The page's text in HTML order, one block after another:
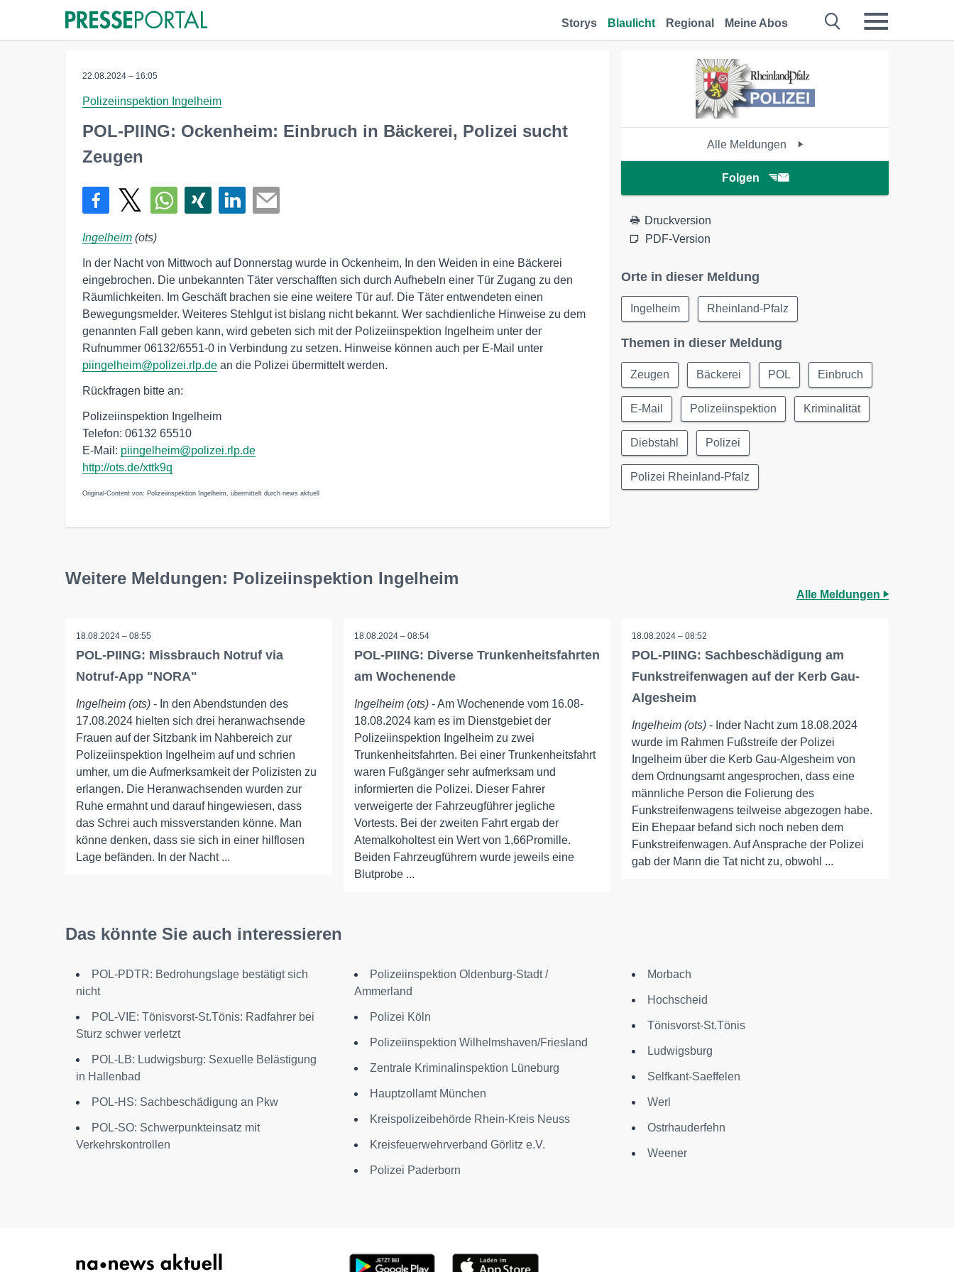
Storys Blaulicht Regional Meine Abos
22.08.2024 – 16:05
Polizeiinspektion Ingelheim
POL-PIING: Ockenheim: Einbruch in Bäckerei, Polizei sucht
Zeugen
Ingelheim (ots)
In der Nacht von Mittwoch auf Donnerstag wurde in Ockenheim, In den Weiden in eine Bäckerei
eingebrochen. Die unbekannten Täter verschafften sich durch Aufhebeln einer Tür Zugang zu den
Räumlichkeiten. Im Geschäft brachen sie eine weitere Tür auf. Die Täter entwendeten einen
Bewegungsmelder. Weiteres Stehlgut ist bislang nicht bekannt. Wer sachdienliche Hinweise zu dem
genannten Fall geben kann, wird gebeten sich mit der Polizeiinspektion Ingelheim unter der
Rufnummer 06132/6551-0 in Verbindung zu setzen. Hinweise können auch per E-Mail unter
piingelheim@polizei.rlp.de an die Polizei übermittelt werden.
Rückfragen bitte an:
Polizeiinspektion Ingelheim
Telefon: 06132 65510
E-Mail: piingelheim@polizei.rlp.de
http://ots.de/xttk9q
Original-Content von: Polizeiinspektion Ingelheim, übermittelt durch news aktuell
Alle Meldungen
Folgen
Druckversion
PDF-Version
Orte in dieser Meldung
Ingelheim Rheinland-Pfalz
Themen in dieser Meldung
Zeugen Bäckerei POL Einbruch
E-Mail Polizeiinspektion Kriminalität
Diebstahl Polizei
Polizei Rheinland-Pfalz
Weitere Meldungen: Polizeiinspektion Ingelheim
Alle Meldungen
18.08.2024 – 08:55
POL-PIING: Missbrauch Notruf via
Notruf-App "NORA"
Ingelheim (ots) - In den Abendstunden des
17.08.2024 hielten sich drei heranwachsende
Frauen auf der Sitzbank im Nahbereich zur
Polizeiinspektion Ingelheim auf und schrien
umher, um die Aufmerksamkeit der Polizisten zu
erlangen. Die Heranwachsenden wurden zur
Ruhe ermahnt und darauf hingewiesen, dass
das Schrei auch missverstanden könne. Man
könne denken, dass sie sich in einer hilflosen
Lage befänden. In der Nacht ...
18.08.2024 – 08:54
POL-PIING: Diverse Trunkenheitsfahrten
am Wochenende
Ingelheim (ots)- Am Wochenende vom 16.08-
18.08.2024 kam es im Dienstgebiet der
Polizeiinspektion Ingelheim zu zwei
Trunkenheitsfahrten. Bei einer Trunkenheitsfahrt
waren Fußgänger sehr aufmerksam und
informierten die Polizei. Dieser Fahrer
verweigerte der Fahrzeugführer jegliche
Vortests. Bei der zweiten Fahrt ergab der
Atemalkoholtest ein Wert von 1,66Promille.
Beiden Fahrzeugführern wurde jeweils eine
Blutprobe ...
18.08.2024 – 08:52
POL-PIING: Sachbeschädigung am
Funkstreifenwagen auf der Kerb Gau-
Algesheim
Ingelheim (ots) - Inder Nacht zum 18.08.2024
wurde im Rahmen Fußstreife der Polizei
Ingelheim über die Kerb Gau-Algesheim von
dem Ordnungsamt angesprochen, dass eine
männliche Person die Folierung des
Funkstreifenwagens teilweise abgezogen habe.
Ein Ehepaar befand sich noch neben dem
Funkstreifenwagen. Auf Ansprache der Polizei
gab der Mann die Tat nicht zu, obwohl ...
Das könnte Sie auch interessieren
POL-PDTR: Bedrohungslage bestätigt sich
nicht
POL-VIE: Tönisvorst-St.Tönis: Radfahrer bei
Sturz schwer verletzt
POL-LB: Ludwigsburg: Sexuelle Belästigung
in Hallenbad
POL-HS: Sachbeschädigung an Pkw
POL-SO: Schwerpunkteinsatz mit
Verkehrskontrollen
Polizeiinspektion Oldenburg-Stadt /
Ammerland
Polizei Köln
Polizeiinspektion Wilhelmshaven/Friesland
Zentrale Kriminalinspektion Lüneburg
Hauptzollamt München
Kreispolizeibehörde Rhein-Kreis Neuss
Kreisfeuerwehrverband Görlitz e.V.
Polizei Paderborn
Morbach
Hochscheid
Tönisvorst-St.Tönis
Ludwigsburg
Selfkant-Saeffelen
Werl
Ostrhauderfehn
Weener